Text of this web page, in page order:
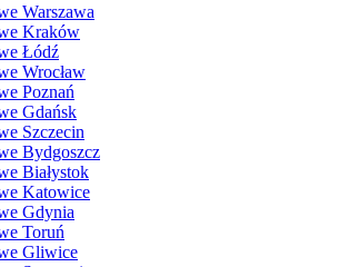
Warszawa
Kraków
Łódź
Wrocław
Poznań
Gdańsk
Szczecin
Bydgoszcz
Białystok
Katowice
Gdynia
Toruń
Gliwice